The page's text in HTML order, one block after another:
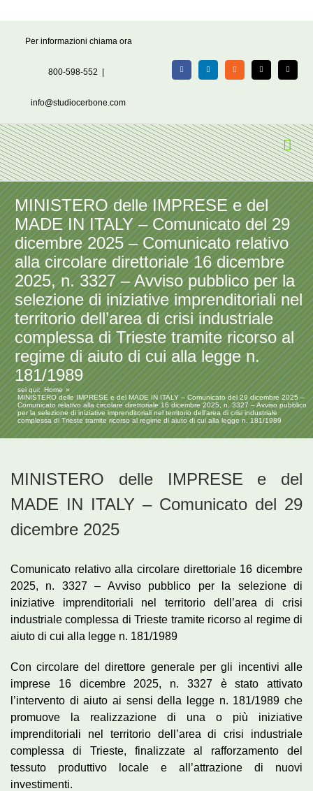
Per informazioni chiama ora
800-598-552
info@studiocerbone.com
FacebookLinkedIn Rss X Email
MINISTERO delle IMPRESE e del
MADE IN ITALY – Comunicato del 29
dicembre 2025 – Comunicato relativo
alla circolare direttoriale 16 dicembre
2025, n. 3327 – Avviso pubblico per la
selezione di iniziative imprenditoriali nel
territorio dell’area di crisi industriale
complessa di Trieste tramite ricorso al
regime di aiuto di cui alla legge n.
181/1989
sei qui: Home
MINISTERO delle IMPRESE e del MADE IN ITALY – Comunicato del 29 dicembre 2025 –
Comunicato relativo alla circolare direttoriale 16 dicembre 2025, n. 3327 – Avviso pubblico
per la selezione di iniziative imprenditoriali nel territorio dell’area di crisi industriale
complessa di Trieste tramite ricorso al regime di aiuto di cui alla legge n. 181/1989
MINISTERO delle IMPRESE e del
MADE IN ITALY – Comunicato del 29
dicembre 2025
Comunicato relativo alla circolare direttoriale 16 dicembre
2025, n. 3327 – Avviso pubblico per la selezione di
iniziative imprenditoriali nel territorio dell’area di crisi
industriale complessa di Trieste tramite ricorso al regime di
aiuto di cui alla legge n. 181/1989
Con circolare del direttore generale per gli incentivi alle
imprese 16 dicembre 2025, n. 3327 è stato attivato
l’intervento di aiuto ai sensi della legge n. 181/1989 che
promuove la realizzazione di una o più iniziative
imprenditoriali nel territorio dell’area di crisi industriale
complessa di Trieste, finalizzate al rafforzamento del
tessuto produttivo locale e all’attrazione di nuovi
investimenti.